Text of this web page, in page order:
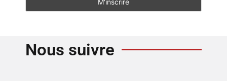
Nous suivre